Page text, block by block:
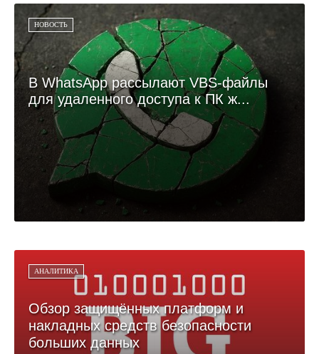
НОВОСТЬ
В WhatsApp рассылают VBS-файлы
для удаленного доступа к ПК ж...
АНАЛИТИКА
Обзор защищённых платформ и
накладных средств безопасности
больших данных